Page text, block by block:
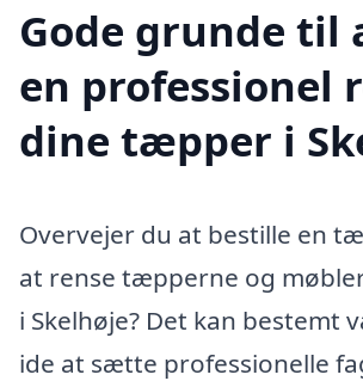
Gode grunde til
en professionel
dine tæpper i
Overvejer du at bestille en
at rense tæpperne og
i Skelhøje? Det kan bestemt
ide at sætte professionelle